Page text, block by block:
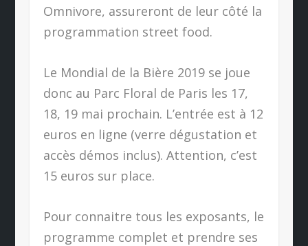
Omnivore, assureront de leur côté la
programmation street food.
Le Mondial de la Bière 2019 se joue
donc au Parc Floral de Paris les 17,
18, 19 mai prochain. L’entrée est à 12
euros en ligne (verre dégustation et
accès démos inclus). Attention, c’est
15 euros sur place.
Pour connaitre tous les exposants, le
programme complet et prendre ses